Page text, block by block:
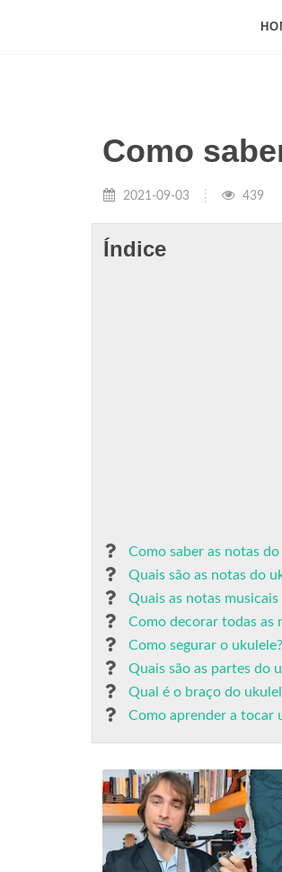
Como
2021-09-03 439
Índice
Como saber as notas
Quais são as notas do
Quais as notas
Como decorar todas as
Como segurar o ukulele?
Quais são as partes do
Qual é o braço do
Como aprender a tocar